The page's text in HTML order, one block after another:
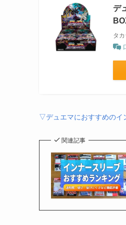
デ
タ
▽デュエマにおすすめのイ
関連記事